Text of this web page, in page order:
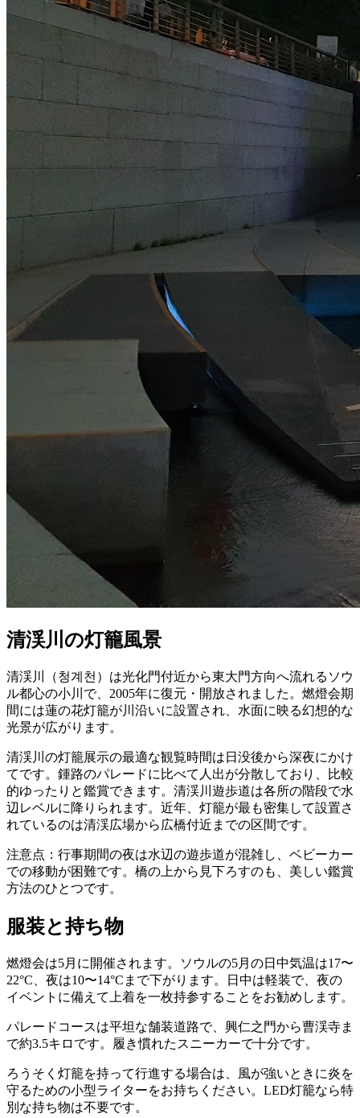
清渓川の灯籠風景
清渓川（청계천）は光化門付近から東大門方向へ流れるソウ
ル都心の小川で、2005年に復元・開放されました。燃燈会期
間には蓮の花灯籠が川沿いに設置され、水面に映る幻想的な
光景が広がります。
清渓川の灯籠展示の最適な観覧時間は日没後から深夜にかけ
てです。鍾路のパレードに比べて人出が分散しており、比較
的ゆったりと鑑賞できます。清渓川遊歩道は各所の階段で水
辺レベルに降りられます。近年、灯籠が最も密集して設置さ
れているのは清渓広場から広橋付近までの区間です。
注意点：行事期間の夜は水辺の遊歩道が混雑し、ベビーカー
での移動が困難です。橋の上から見下ろすのも、美しい鑑賞
方法のひとつです。
服装と持ち物
燃燈会は5月に開催されます。ソウルの5月の日中気温は17〜
22°C、夜は10〜14°Cまで下がります。日中は軽装で、夜の
イベントに備えて上着を一枚持参することをお勧めします。
パレードコースは平坦な舗装道路で、興仁之門から曹渓寺ま
で約3.5キロです。履き慣れたスニーカーで十分です。
ろうそく灯籠を持って行進する場合は、風が強いときに炎を
守るための小型ライターをお持ちください。LED灯籠なら特
別な持ち物は不要です。